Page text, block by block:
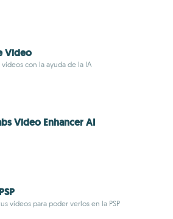
Video
vídeos con la ayuda de la IA
Video Enhancer AI
vídeos para poder verlos en la PSP